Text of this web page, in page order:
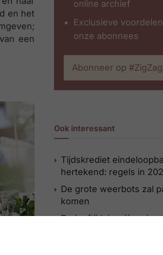
en het
een
online archief
Exclusieve
onze abonnees
Abonneer op
Ook interessant
Tijdskrediet
hertekend: regels in
De grote weerbots zal
komen
De leeftijdsbarrière
concurrentievoordeel